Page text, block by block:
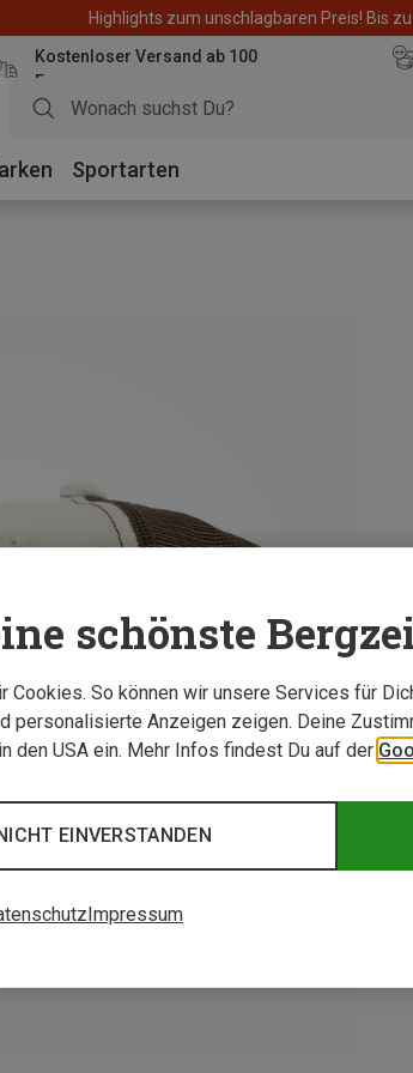
Highlights zum unschlagbaren Preis! Bis
Kostenloser Versand ab 100
Euro
Sportarten
schönste
Cookies. So können wir unsere Services für
personalisierte Anzeigen zeigen. Deine
in den USA ein. Mehr Infos findest Du auf der
NICHT EINVERSTANDEN
Impressum